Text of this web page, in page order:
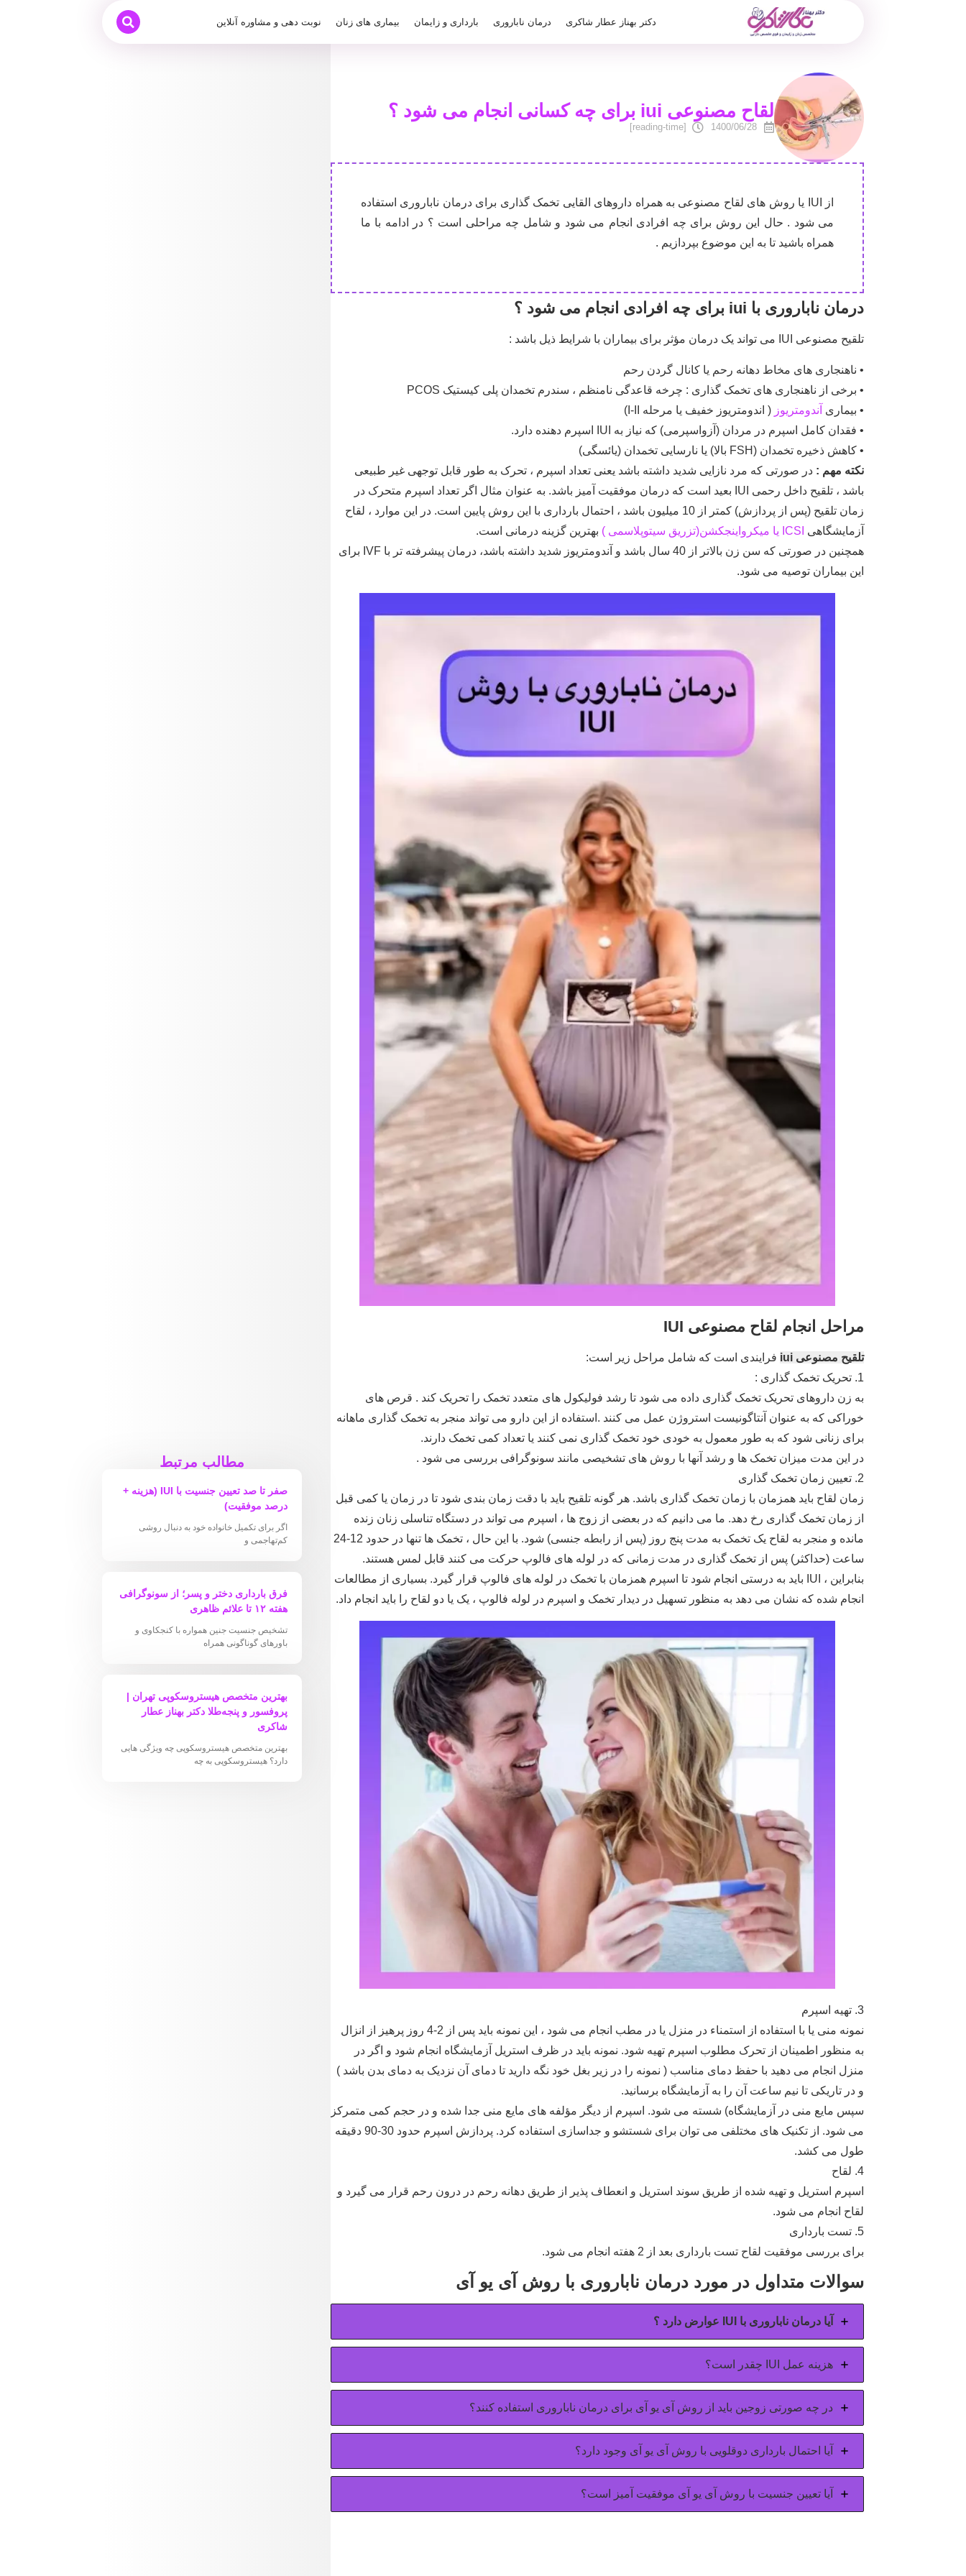
دکتر بهناز عطار شاکری درمان ناباروری بارداری و زایمان بیماری های زنان نوبت دهی و مشاوره آنلاین
لقاح مصنوعی iui برای چه کسانی انجام می شود ؟
1400/06/28
[reading-time]
از IUI یا روش های لقاح مصنوعی به همراه داروهای القایی تخمک گذاری برای درمان ناباروری استفاده
می شود . حال این روش برای چه افرادی انجام می شود و شامل چه مراحلی است ؟ در ادامه با ما
همراه باشید تا به این موضوع بپردازیم .
درمان ناباروری با iui برای چه افرادی انجام می شود ؟
تلقیح مصنوعی IUI می تواند یک درمان مؤثر برای بیماران با شرایط ذیل باشد :
• ناهنجاری های مخاط دهانه رحم یا کانال گردن رحم
• برخی از ناهنجاری های تخمک گذاری : چرخه قاعدگی نامنظم ، سندرم تخمدان پلی کیستیک PCOS
• بیماری آندومتریوز ( اندومتریوز خفیف یا مرحله I-II)
• فقدان کامل اسپرم در مردان (آزواسپرمی) که نیاز به IUI اسپرم دهنده دارد.
• کاهش ذخیره تخمدان (FSH بالا) یا نارسایی تخمدان (یائسگی)
نکته مهم : در صورتی که مرد نازایی شدید داشته باشد یعنی تعداد اسپرم ، تحرک به طور قابل توجهی غیر طبیعی
باشد ، تلقیح داخل رحمی IUI بعید است که درمان موفقیت آمیز باشد. به عنوان مثال اگر تعداد اسپرم متحرک در
زمان تلقیح (پس از پردازش) کمتر از 10 میلیون باشد ، احتمال بارداری با این روش پایین است. در این موارد ، لقاح
آزمایشگاهی ICSI یا میکرواینجکشن(تزریق سیتوپلاسمی )
بهترین گزینه درمانی است.
همچنین در صورتی که سن زن بالاتر از 40 سال باشد و آندومتریوز شدید داشته باشد، درمان پیشرفته تر با IVF برای
این بیماران توصیه می شود.
مراحل انجام لقاح مصنوعی IUI
تلقیح مصنوعی iui
فرایندی است که شامل مراحل زیر است:
1. تحریک تخمک گذاری :
به زن داروهای تحریک تخمک گذاری داده می شود تا رشد فولیکول های متعدد تخمک را تحریک کند . قرص های
خوراکی که به عنوان آنتاگونیست استروژن عمل می کنند .استفاده از این دارو می تواند منجر به تخمک گذاری ماهانه
برای زنانی شود که به طور معمول به خودی خود تخمک گذاری نمی کنند یا تعداد کمی تخمک دارند.
در این مدت میزان تخمک ها و رشد آنها با روش های تشخیصی مانند سونوگرافی بررسی می شود .
2. تعیین زمان تخمک گذاری
زمان لقاح باید همزمان با زمان تخمک گذاری باشد. هر گونه تلقیح باید با دقت زمان بندی شود تا در زمان یا کمی قبل
از زمان تخمک گذاری رخ دهد. ما می دانیم که در بعضی از زوج ها ، اسپرم می تواند در دستگاه تناسلی زنان زنده
مانده و منجر به لقاح یک تخمک به مدت پنج روز (پس از رابطه جنسی) شود. با این حال ، تخمک ها تنها در حدود 12-24
ساعت (حداکثر) پس از تخمک گذاری در مدت زمانی که در لوله های فالوپ حرکت می کنند قابل لمس هستند.
بنابراین ، IUI باید به درستی انجام شود تا اسپرم همزمان با تخمک در لوله های فالوپ قرار گیرد. بسیاری از مطالعات
انجام شده که نشان می دهد به منظور تسهیل در دیدار تخمک و اسپرم در لوله فالوپ ، یک یا دو لقاح را باید انجام داد.
3. تهیه اسپرم
نمونه منی یا با استفاده از استمناء در منزل یا در مطب انجام می شود ، این نمونه باید پس از 2-4 روز پرهیز از انزال
به منظور اطمینان از تحرک مطلوب اسپرم تهیه شود. نمونه باید در ظرف استریل آزمایشگاه انجام شود و اگر در
منزل انجام می دهید با حفظ دمای مناسب ( نمونه را در زیر بغل خود نگه دارید تا دمای آن نزدیک به دمای بدن باشد )
و در تاریکی تا نیم ساعت آن را به آزمایشگاه برسانید.
سپس مایع منی در آزمایشگاه) شسته می شود. اسپرم از دیگر مؤلفه های مایع منی جدا شده و در حجم کمی متمرکز
می شود. از تکنیک های مختلفی می توان برای شستشو و جداسازی استفاده کرد. پردازش اسپرم حدود 30-90 دقیقه
طول می کشد.
4. لقاح
اسپرم استریل و تهیه شده از طریق سوند استریل و انعطاف پذیر از طریق دهانه رحم در درون رحم قرار می گیرد و
لقاح انجام می شود.
5. تست بارداری
برای بررسی موفقیت لقاح تست بارداری بعد از 2 هفته انجام می شود.
سوالات متداول در مورد درمان ناباروری با روش آی یو آی
آیا درمان ناباروری با IUI عوارض دارد ؟
هزینه عمل IUI چقدر است؟
در چه صورتی زوجین باید از روش آی یو آی برای درمان ناباروری استفاده کنند؟
آیا احتمال بارداری دوقلویی با روش آی یو آی وجود دارد؟
آیا تعیین جنسیت با روش آی یو آی موفقیت آمیز است؟
مطالب مرتبط
صفر تا صد تعیین جنسیت با IUI (هزینه +
درصد موفقیت)
اگر برای تکمیل خانواده خود به دنبال روشی
کم‌تهاجمی و
فرق بارداری دختر و پسر؛ از سونوگرافی
هفته ۱۲ تا علائم ظاهری
تشخیص جنسیت جنین همواره با کنجکاوی و
باورهای گوناگونی همراه
بهترین متخصص هیستروسکوپی تهران |
پروفسور و پنجه‌طلا دکتر بهناز عطار
شاکری
بهترین متخصص هیستروسکوپی چه ویژگی هایی
دارد؟ هیستروسکوپی به چه